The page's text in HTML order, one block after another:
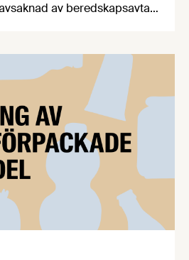
av beredskapsavtal
beredskapsrapport från
som också konstaterar att
livsmedel minskar i en
måste öka för att stärka